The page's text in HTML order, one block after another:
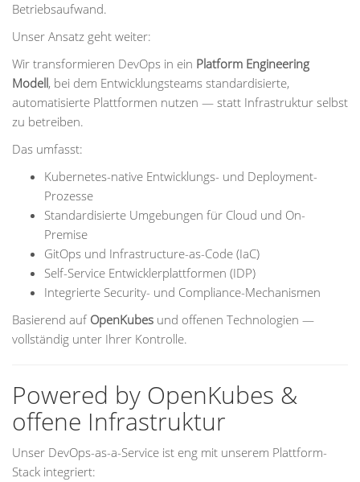
Betriebsaufwand.
Unser Ansatz geht weiter:
Wir transformieren DevOps in ein Platform Engineering
Modell, bei dem Entwicklungsteams standardisierte,
automatisierte Plattformen nutzen — statt Infrastruktur selbst
zu betreiben.
Das umfasst:
Kubernetes-native Entwicklungs- und Deployment-
Prozesse
Standardisierte Umgebungen für Cloud und On-
Premise
GitOps und Infrastructure-as-Code (IaC)
Self-Service Entwicklerplattformen (IDP)
Integrierte Security- und Compliance-Mechanismen
Basierend auf OpenKubes und offenen Technologien —
vollständig unter Ihrer Kontrolle.
Powered by OpenKubes &
offene Infrastruktur
Unser DevOps-as-a-Service ist eng mit unserem Plattform-
Stack integriert: